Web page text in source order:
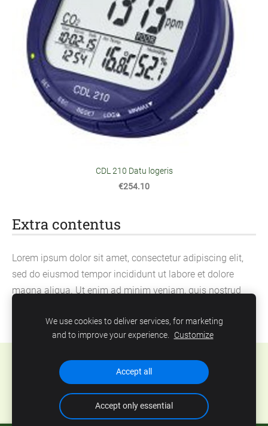
Extra contentus
Lorem ipsum dolor sit amet, consectetur adipiscing elit,
sed do eiusmod tempor incididunt ut labore et dolore
magna aliqua. Ut enim ad minim veniam, quis nostrud
commodo consequat.
CDL 210 Datu logeris
€254.10
Cookies
We use cookies to deliver services, for marketing
and to improve your experience. Customize
Accept all
Accept only essential